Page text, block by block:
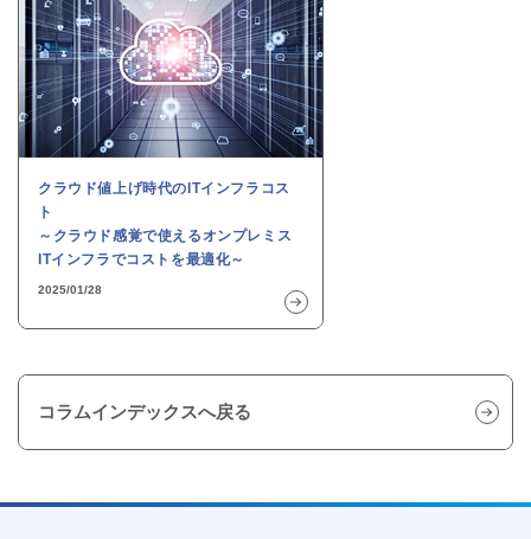
クラウド値上げ時代のITインフラコス
ト
～クラウド感覚で使えるオンプレミス
ITインフラでコストを最適化～
2025/01/28
コラムインデックスへ戻る